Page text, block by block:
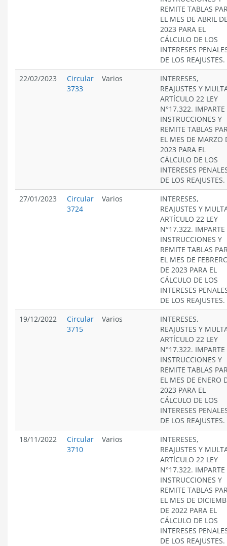
REMITE TABLAS
EL MES DE ABRIL
2023 PARA EL
CÁLCULO DE LOS
INTERESES
DE LOS REAJUSTES.
22/02/2023
Circular
3733
Varios
INTERESES,
REAJUSTES Y
ARTÍCULO 22 LEY
N°17.322. IMPARTE
INSTRUCCIONES Y
REMITE TABLAS
EL MES DE MARZO
2023 PARA EL
CÁLCULO DE LOS
INTERESES
DE LOS REAJUSTES.
27/01/2023
Circular
3724
Varios
INTERESES,
REAJUSTES Y
ARTÍCULO 22 LEY
N°17.322. IMPARTE
INSTRUCCIONES Y
REMITE TABLAS
EL MES DE
DE 2023 PARA EL
CÁLCULO DE LOS
INTERESES
DE LOS REAJUSTES.
19/12/2022
Circular
3715
Varios
INTERESES,
REAJUSTES Y
ARTÍCULO 22 LEY
N°17.322. IMPARTE
INSTRUCCIONES Y
REMITE TABLAS
EL MES DE ENERO
2023 PARA EL
CÁLCULO DE LOS
INTERESES
DE LOS REAJUSTES.
18/11/2022
Circular
3710
Varios
INTERESES,
REAJUSTES Y
ARTÍCULO 22 LEY
N°17.322. IMPARTE
INSTRUCCIONES Y
REMITE TABLAS
EL MES DE
DE 2022 PARA EL
CÁLCULO DE LOS
INTERESES
DE LOS REAJUSTES.